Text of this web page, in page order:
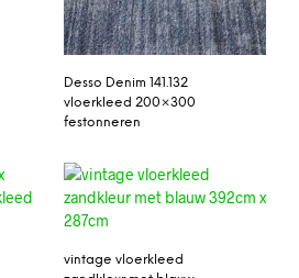
Desso Denim 141.132
vloerkleed 200×300
festonneren
vintage vloerkleed